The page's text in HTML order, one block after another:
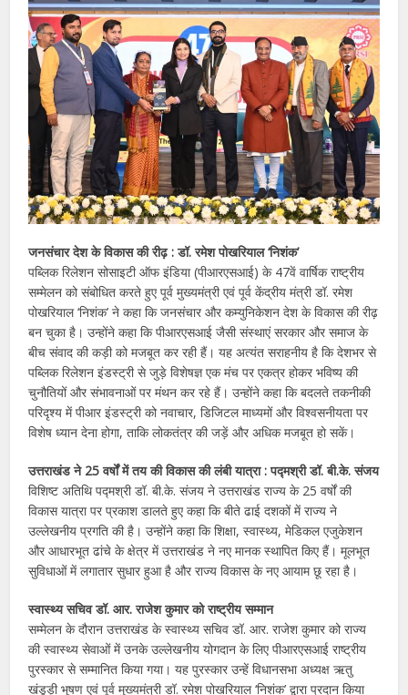
जनसंचार देश के विकास की रीढ़ : डॉ. रमेश पोखरियाल ‘निशंक’
पब्लिक रिलेशन सोसाइटी ऑफ इंडिया (पीआरएसआई) के 47वें वार्षिक राष्ट्रीय
सम्मेलन को संबोधित करते हुए पूर्व मुख्यमंत्री एवं पूर्व केंद्रीय मंत्री डॉ. रमेश
पोखरियाल ‘निशंक’ ने कहा कि जनसंचार और कम्युनिकेशन देश के विकास की रीढ़
बन चुका है। उन्होंने कहा कि पीआरएसआई जैसी संस्थाएं सरकार और समाज के
बीच संवाद की कड़ी को मजबूत कर रही हैं। यह अत्यंत सराहनीय है कि देशभर से
पब्लिक रिलेशन इंडस्ट्री से जुड़े विशेषज्ञ एक मंच पर एकत्र होकर भविष्य की
चुनौतियों और संभावनाओं पर मंथन कर रहे हैं। उन्होंने कहा कि बदलते तकनीकी
परिदृश्य में पीआर इंडस्ट्री को नवाचार, डिजिटल माध्यमों और विश्वसनीयता पर
विशेष ध्यान देना होगा, ताकि लोकतंत्र की जड़ें और अधिक मजबूत हो सकें।
उत्तराखंड ने 25 वर्षों में तय की विकास की लंबी यात्रा : पद्मश्री डॉ. बी.के. संजय
विशिष्ट अतिथि पद्मश्री डॉ. बी.के. संजय ने उत्तराखंड राज्य के 25 वर्षों की
विकास यात्रा पर प्रकाश डालते हुए कहा कि बीते ढाई दशकों में राज्य ने
उल्लेखनीय प्रगति की है। उन्होंने कहा कि शिक्षा, स्वास्थ्य, मेडिकल एजुकेशन
और आधारभूत ढांचे के क्षेत्र में उत्तराखंड ने नए मानक स्थापित किए हैं। मूलभूत
सुविधाओं में लगातार सुधार हुआ है और राज्य विकास के नए आयाम छू रहा है।
स्वास्थ्य सचिव डॉ. आर. राजेश कुमार को राष्ट्रीय सम्मान
सम्मेलन के दौरान उत्तराखंड के स्वास्थ्य सचिव डॉ. आर. राजेश कुमार को राज्य
की स्वास्थ्य सेवाओं में उनके उल्लेखनीय योगदान के लिए पीआरएसआई राष्ट्रीय
पुरस्कार से सम्मानित किया गया। यह पुरस्कार उन्हें विधानसभा अध्यक्ष ऋतु
खंडूड़ी भूषण एवं पूर्व मुख्यमंत्री डॉ. रमेश पोखरियाल ‘निशंक’ द्वारा प्रदान किया